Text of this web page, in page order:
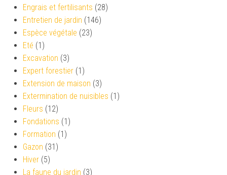
Engrais et fertilisants (28)
Entretien de jardin (146)
Espèce végétale (23)
Eté (1)
Excavation (3)
Expert forestier (1)
Extension de maison (3)
Extermination de nuisibles (1)
Fleurs (12)
Fondations (1)
Formation (1)
Gazon (31)
Hiver (5)
La faune du jardin (3)